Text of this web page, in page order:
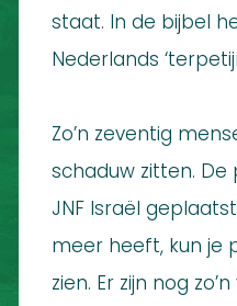
staat. In de bijbel
Nederlands
Zo’n zeventig
schaduw zitten.
JNF Israël
meer heeft, kun je
zien. Er zijn nog